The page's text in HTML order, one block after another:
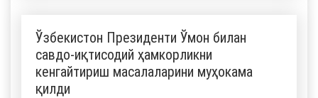
Ўзбекистон Президенти Ўмон билан
савдо-иқтисодий ҳамкорликни
кенгайтириш масалаларини муҳокама
қилди